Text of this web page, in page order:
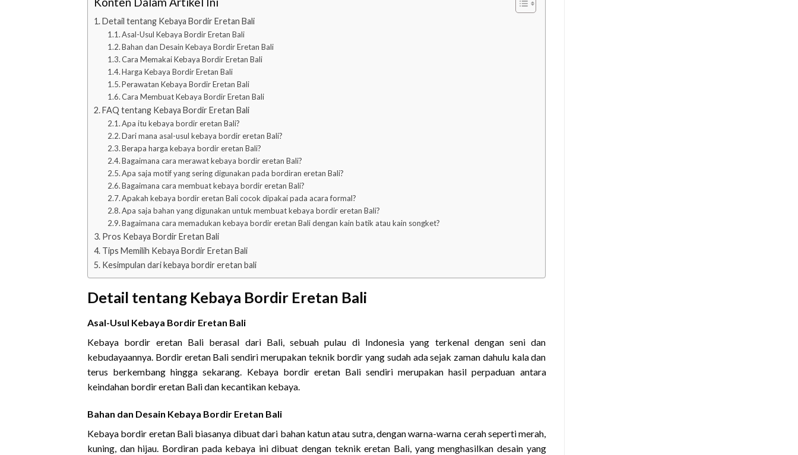
Detail tentang Kebaya Bordir Eretan Bali
Asal-Usul Kebaya Bordir Eretan Bali
Bahan dan Desain Kebaya Bordir Eretan Bali
Cara Memakai Kebaya Bordir Eretan Bali
Harga Kebaya Bordir Eretan Bali
Perawatan Kebaya Bordir Eretan Bali
Cara Membuat Kebaya Bordir Eretan Bali
FAQ tentang Kebaya Bordir Eretan Bali
Apa itu kebaya bordir eretan Bali?
Dari mana asal-usul kebaya bordir eretan Bali?
Berapa harga kebaya bordir eretan Bali?
Bagaimana cara merawat kebaya bordir eretan Bali?
Apa saja motif yang sering digunakan pada bordiran eretan Bali?
Bagaimana cara membuat kebaya bordir eretan Bali?
Apakah kebaya bordir eretan Bali cocok dipakai pada acara formal?
Apa saja bahan yang digunakan untuk membuat kebaya bordir eretan Bali?
Bagaimana cara memadukan kebaya bordir eretan Bali dengan kain batik atau kain songket?
Pros Kebaya Bordir Eretan Bali
Tips Memilih Kebaya Bordir Eretan Bali
Kesimpulan dari kebaya bordir eretan bali
Detail tentang Kebaya Bordir Eretan Bali
Asal-Usul Kebaya Bordir Eretan Bali
Kebaya bordir eretan Bali berasal dari Bali, sebuah pulau di Indonesia yang terkenal dengan seni dan
kebudayaannya. Bordir eretan Bali sendiri merupakan teknik bordir yang sudah ada sejak zaman dahulu kala dan
terus berkembang hingga sekarang. Kebaya bordir eretan Bali sendiri merupakan hasil perpaduan antara
keindahan bordir eretan Bali dan kecantikan kebaya.
Bahan dan Desain Kebaya Bordir Eretan Bali
Kebaya bordir eretan Bali biasanya dibuat dari bahan katun atau sutra, dengan warna-warna cerah seperti merah,
kuning, dan hijau. Bordiran pada kebaya ini dibuat dengan teknik eretan Bali, yang menghasilkan desain yang